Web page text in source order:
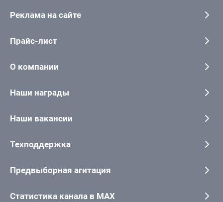
Реклама на сайте
Прайс-лист
О компании
Наши награды
Наши вакансии
Техподдержка
Предвыборная агитация
Статистика канала в MAX